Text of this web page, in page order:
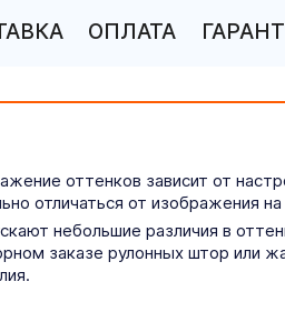
ОПЛАТА
оттенков зависит от
отличаться от изображения на
небольшие различия в
заказе рулонных штор или